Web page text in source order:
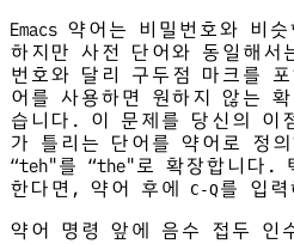
Emacs 약어는 비밀번호와 비
하지만 사전 단어와 동일해
번호와 달리 구두점 마크를
어를 사용하면 원하지 않는
습니다. 이 문제를 당신의 이
가 틀리는 단어를 약어로 정
“teh"를 “the"로 확장합니다.
한다면, 약어 후에
C-Q 를 입
약어 명령 앞에 음수 접두 인